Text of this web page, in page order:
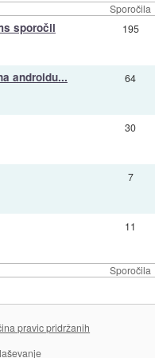
Sporočila
Sporočila
sporočil 195
androidu... 64
30
7
11
pravic pridržanih